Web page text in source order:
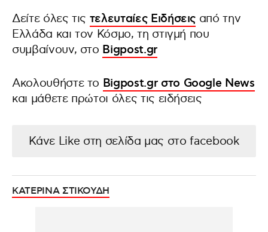
Δείτε όλες τις τελευταίες Ειδήσεις από την
Ελλάδα και τον Κόσμο, τη στιγμή που
συμβαίνουν, στο Bigpost.gr
Ακολουθήστε το Bigpost.gr στο Google News
και μάθετε πρώτοι όλες τις ειδήσεις
Κάνε Like στη σελίδα μας στο facebook
ΚΑΤΕΡΙΝΑ ΣΤΙΚΟΥΔΗ